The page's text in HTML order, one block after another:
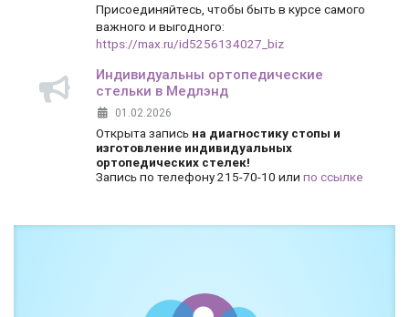
Присоединяйтесь, чтобы быть в курсе самого
важного и выгодного:
https://max.ru/id5256134027_biz
Индивидуальны ортопедические
стельки в Медлэнд
01.02.2026
Открыта запись на диагностику стопы и
изготовление индивидуальных
ортопедических стелек!
Запись по телефону 215-70-10 или по ссылке